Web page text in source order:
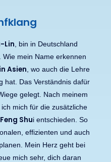
Lin , bin in Deutschland
mein Name erkennen
Asien , wo auch die Lehre
hat. Das Verständnis dafür
gelegt. Nach meinem
ich mich für die zusätzliche
Shui entschieden. So
effizienten und auch
Mein Herz geht bei
mich sehr, dich daran